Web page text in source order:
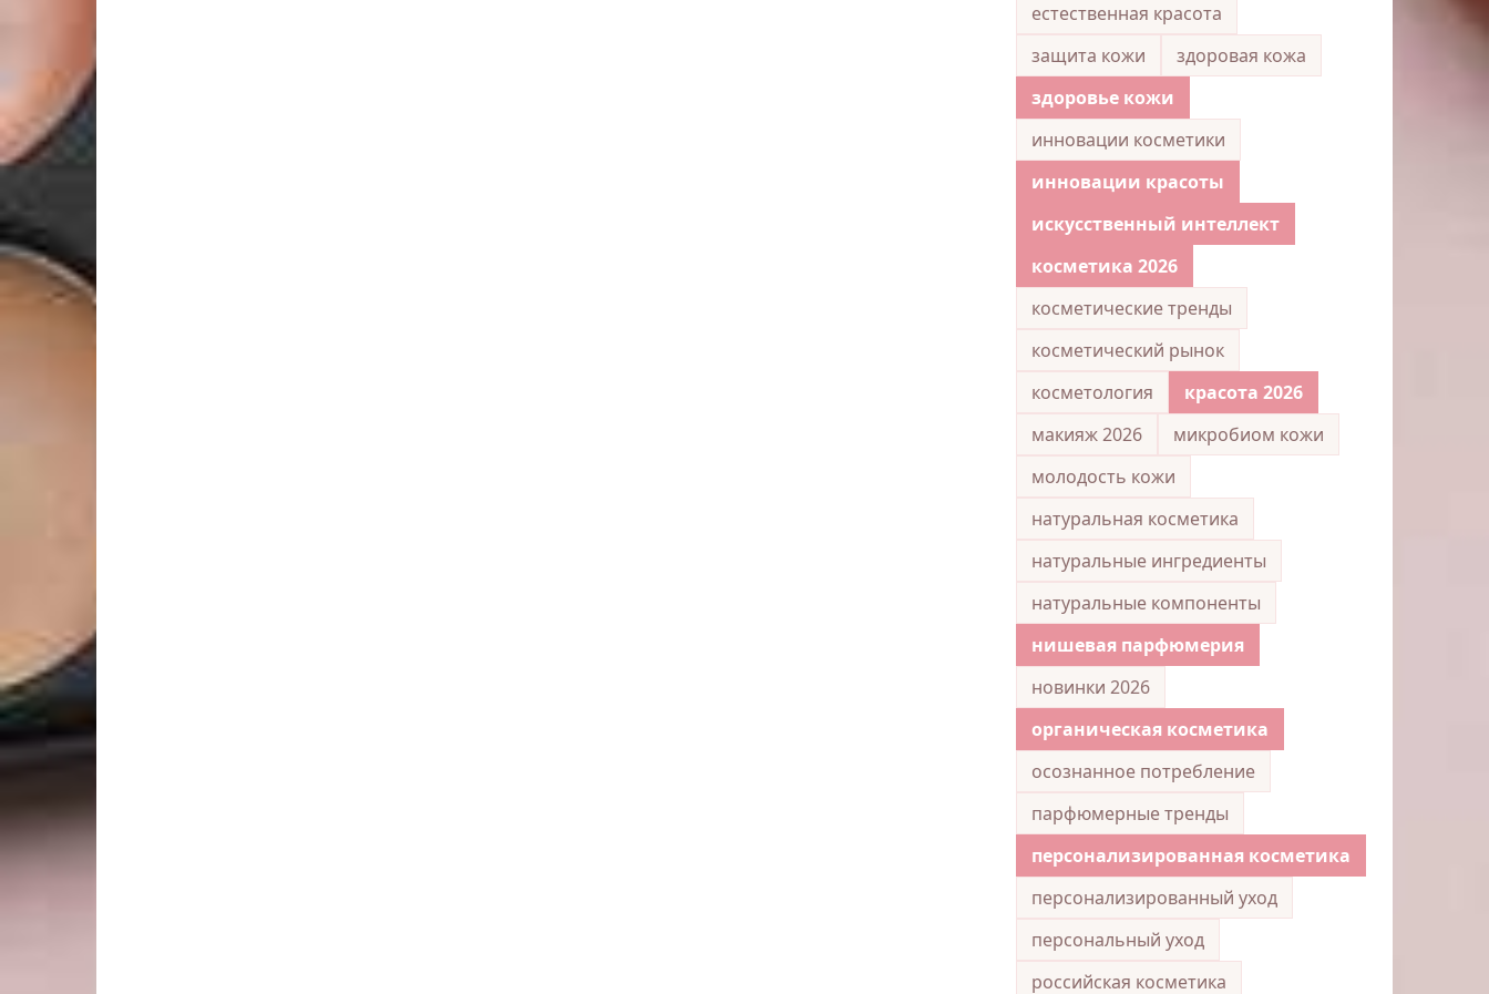
естественная красота
защита кожи
здоровая кожа
здоровье кожи
инновации косметики
инновации красоты
искусственный интеллект
косметика 2026
косметические тренды
косметический рынок
косметология
красота 2026
макияж 2026
микробиом кожи
молодость кожи
натуральная косметика
натуральные ингредиенты
натуральные компоненты
нишевая парфюмерия
новинки 2026
органическая косметика
осознанное потребление
парфюмерные тренды
персонализированная косметика
персонализированный уход
персональный уход
российская косметика